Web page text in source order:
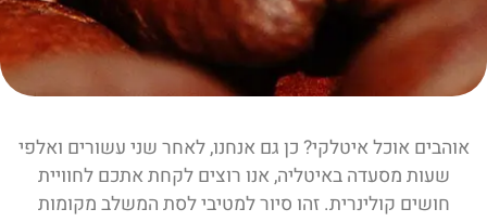
אוהבים אוכל איטלקי? כן גם אנחנו, לאחר שני עשורים ואלפי
שעות מסעדה באיטליה, אנו רוצים לקחת אתכם לחוויית
חושים קולינרית. זהו סיור למטיבי לסת המשלב מקומות